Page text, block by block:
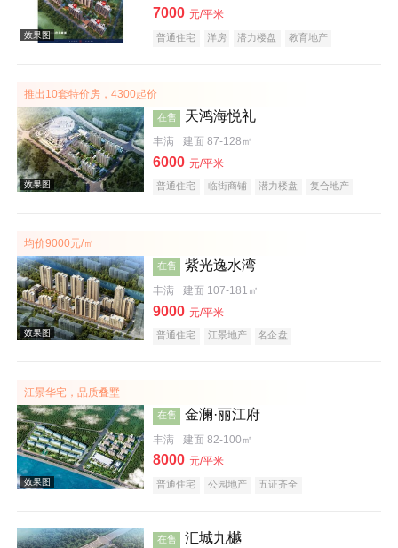
效果图
效果图
7000 元/平米
普通住宅 洋房 潜力楼盘
教育地产
推出10套特价房，4300起价
在售 天鸿海悦礼
丰满 建面 87-128㎡
6000 元/平米
普通住宅 临街商铺 潜力楼盘
复合地产
均价9000元/㎡
在售 紫光逸水湾
丰满 建面 107-181㎡
9000 元/平米
普通住宅 江景地产 名企盘
江景华宅，品质叠墅
在售 金澜·丽江府
丰满 建面 82-100㎡
8000 元/平米
普通住宅 公园地产 五证齐全
在售 汇城九樾